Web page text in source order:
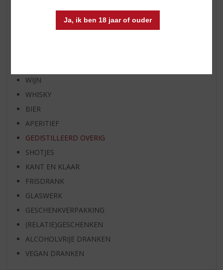
Ja, ik ben 18 jaar of ouder
RUM VAN DE MAAND
WIJN
WHISKY
BIER
APERITIEF
GEDISTILLEERD OVERIG
SHOTJES
KANT EN KLAAR
FRISDRANK
GLASWERK
GESCHENKVERPAKKING
(RELATIE)GESCHENKEN
ALCOHOLVRIJE DRANKEN
VEGAN DRANKEN